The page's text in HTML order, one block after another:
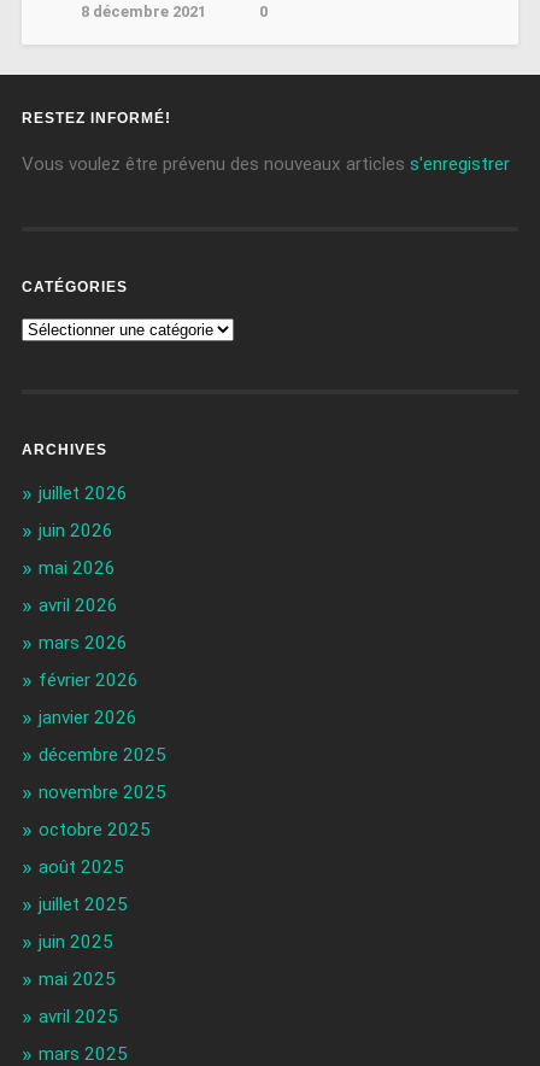
8 décembre 2021 0
RESTEZ INFORMÉ!
Vous voulez être prévenu des nouveaux articles s'enregistrer
CATÉGORIES
ARCHIVES
juillet 2026
juin 2026
mai 2026
avril 2026
mars 2026
février 2026
janvier 2026
décembre 2025
novembre 2025
octobre 2025
août 2025
juillet 2025
juin 2025
mai 2025
avril 2025
mars 2025